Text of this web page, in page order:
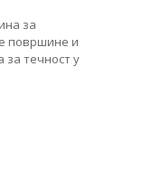
за
површине и
течност у